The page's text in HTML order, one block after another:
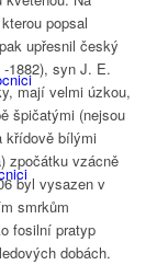
popsal
upřesnil český
1882), syn J. E.
mají velmi úzkou,
špičatými (nejsou
křídově bílými
zpočátku vzácně
byl vysazen v
smrkům
fosilní pratyp
dobách.